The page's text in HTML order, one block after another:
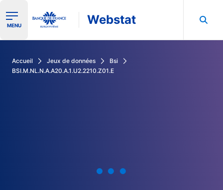
Ouvrir le menu de navigation
MENU Webstat
Accueil Jeux de données
Bsi
BSI.M.NL.N.A.A20.A.1.U2.2210.Z01.E